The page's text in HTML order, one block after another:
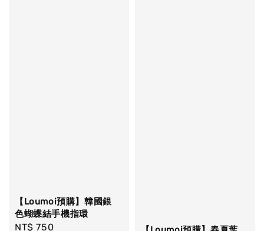
【Loumoi預購】韓國銀
色蝴蝶結手機指環
Regular
NT$ 750